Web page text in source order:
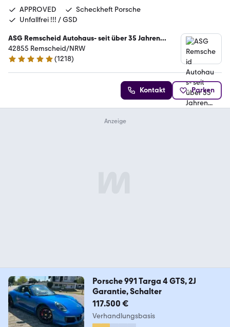
APPROVED
Scheckheft Porsche
Unfallfrei !!! / GSD
ASG Remscheid Autohaus- seit über 35 Jahren...
42855 Remscheid/NRW
4.8 Sterne
(1218)
Kontakt Parken
Porsche 991 Targa 4 GTS, 2J
Garantie, Schalter
117.500 €
Verhandlungsbasis